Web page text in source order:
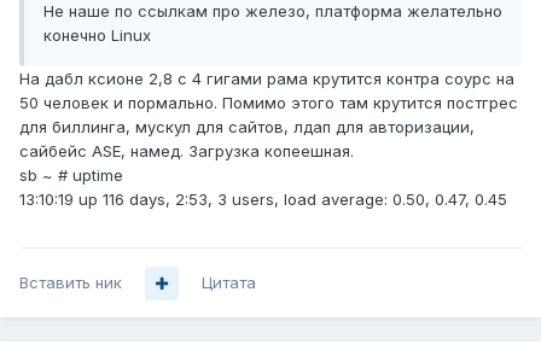
Не наше по ссылкам про железо, платформа желательно
конечно Linux
На дабл ксионе 2,8 с 4 гигами рама крутится контра соурс на
50 человек и пормально. Помимо этого там крутится постгрес
для биллинга, мускул для сайтов, лдап для авторизации,
сайбейс ASE, намед. Загрузка копеешная.
sb ~ # uptime
13:10:19 up 116 days, 2:53, 3 users, load average: 0.50, 0.47, 0.45
Вставить ник Цитата